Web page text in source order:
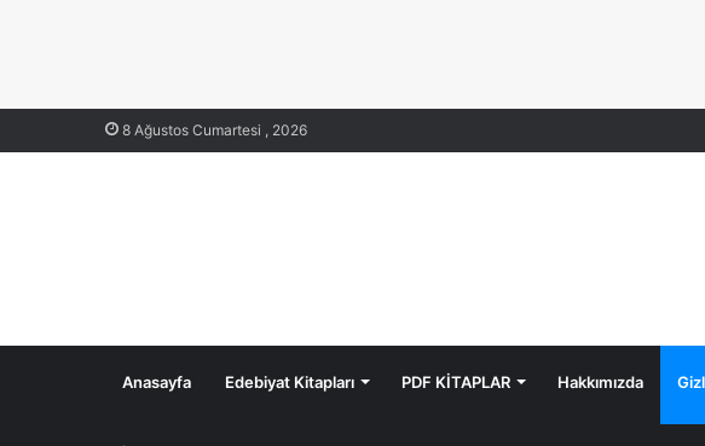
8 Ağustos Cumartesi , 2026
Anasayfa Edebiyat Kitapları PDF KİTAPLAR Hakkımızda